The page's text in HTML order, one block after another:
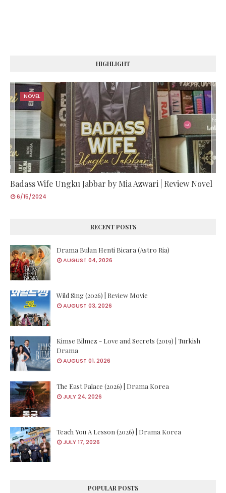
HIGHLIGHT
NOVEL
Badass Wife Ungku Jabbar by Mia Azwari | Review Novel
6/15/2024
RECENT POSTS
Drama Bulan Henti Bicara (Astro Ria)
AUGUST 04, 2026
Wild Sing (2026) | Review Movie
AUGUST 03, 2026
Kimse Bilmez - Love and Secrets (2019) | Turkish
Drama
AUGUST 01, 2026
The East Palace (2026) | Drama Korea
JULY 24, 2026
Teach You A Lesson (2026) | Drama Korea
JULY 17, 2026
POPULAR POSTS